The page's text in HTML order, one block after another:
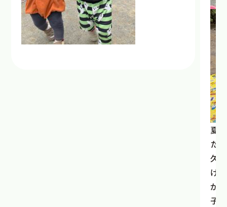
夏
た
久
け
が
子